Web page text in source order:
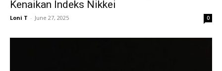
Kenaikan Indeks Nikkei
Loni T - June 27, 2025 0